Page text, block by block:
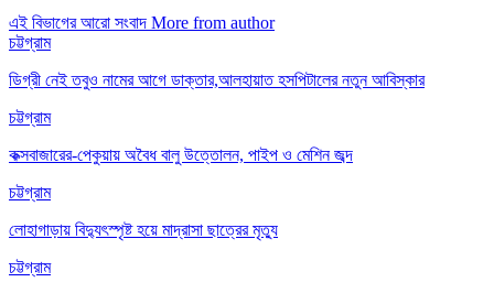
এই বিভাগের আরো সংবাদ More from author
চট্টগ্রাম
ডিগ্রী নেই তবুও নামের আগে ডাক্তার,আলহায়াত হসপিটালের নতুন আবিস্কার
চট্টগ্রাম
কক্সবাজারের-পেকুয়ায় অবৈধ বালু উত্তোলন, পাইপ ও মেশিন জব্দ
চট্টগ্রাম
লোহাগাড়ায় বিদ্যুৎস্পৃষ্ট হয়ে মাদ্রাসা ছাত্রের মৃত্যু
চট্টগ্রাম